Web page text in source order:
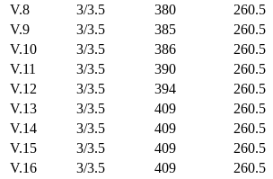
V.8
3/3.5 380 260.5
V.9
3/3.5 385 260.5
V.10
3/3.5 386 260.5
V.11
3/3.5 390 260.5
V.12
3/3.5 394 260.5
V.13
3/3.5 409 260.5
V.14
3/3.5 409 260.5
V.15
3/3.5 409 260.5
V.16
3/3.5 409 260.5